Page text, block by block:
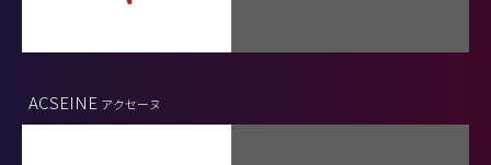
ACSEINE アクセーヌ